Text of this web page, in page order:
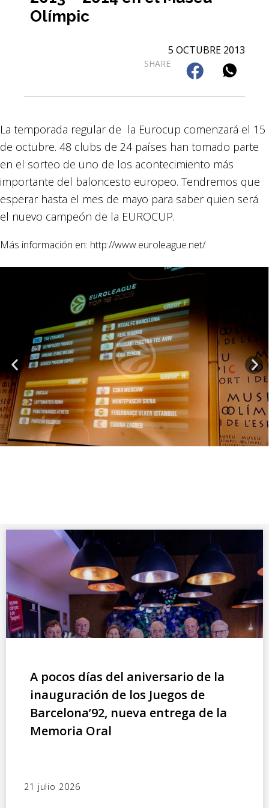
Olímpic
5 OCTUBRE 2013
SHARE
La temporada regular de la Eurocup comenzará el 15
de octubre. 48 clubs de 24 países han tomado parte
en el sorteo de uno de los acontecimiento más
importante del baloncesto europeo. Tendremos que
esperar hasta el mes de mayo para saber quien será
el nuevo campeón de la EUROCUP.
Más información en: http://www.euroleague.net/
A pocos días del aniversario de la
inauguración de los Juegos de
Barcelona’92, nueva entrega de la
Memoria Oral
21 julio 2026